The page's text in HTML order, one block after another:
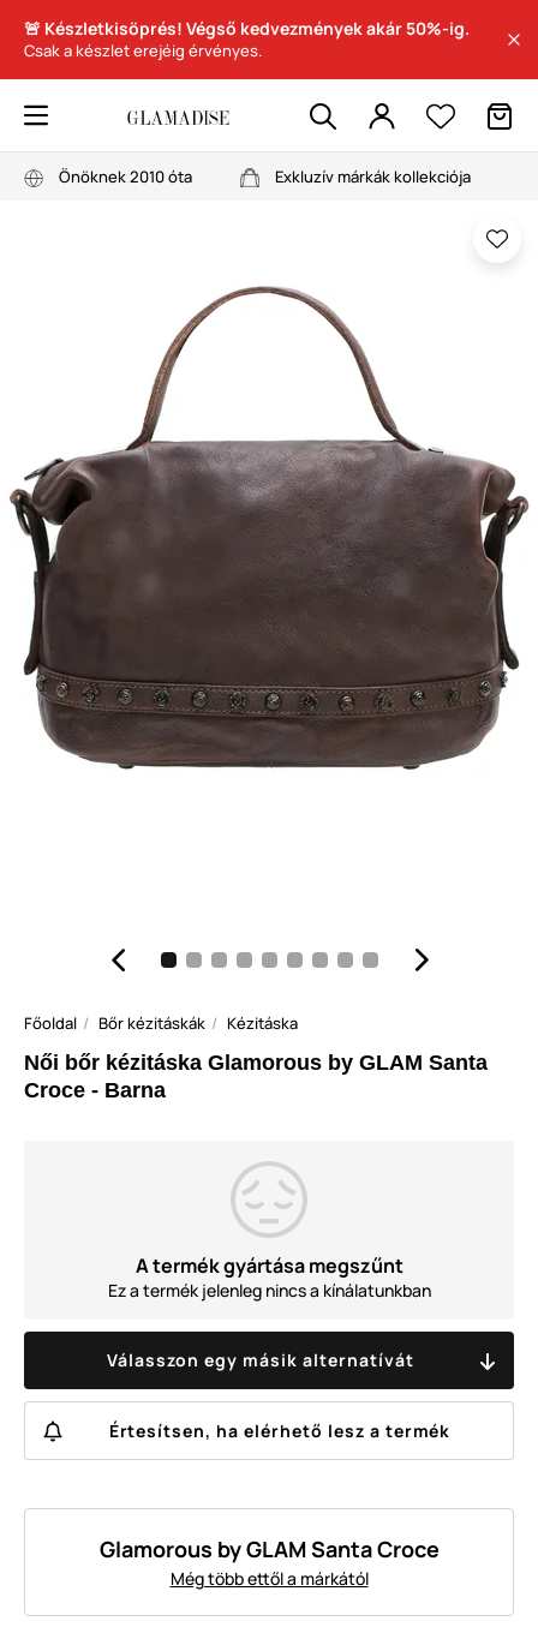
🚨 Készletkisöprés! Végső kedvezmények akár 50%-ig.
Csak a készlet erejéig érvényes.
Önöknek 2010 óta Exkluzív márkák kollekciója
Főoldal Bőr kézitáskák Kézitáska
Női bőr kézitáska Glamorous by GLAM Santa
Croce - Barna
A termék gyártása megszűnt
Ez a termék jelenleg nincs a kínálatunkban
Válasszon egy másik alternatívát
Értesítsen, ha elérhető lesz a termék
Glamorous by GLAM Santa Croce
Még több ettől a márkától